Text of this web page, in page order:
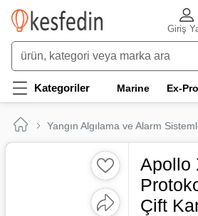
Giriş
Kategoriler Marine Ex-
Yangın Algılama ve Alarm
Apollo
Çift